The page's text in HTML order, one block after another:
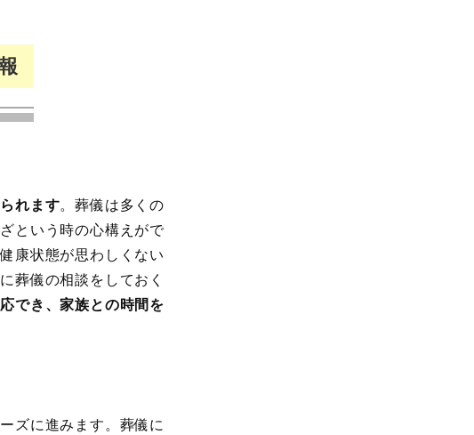
れます。葬儀は多くの
という時の心構えがで
康状態が思わしくない
葬儀の相談をしておく
でき、家族との時間を
ズに進みます。葬儀に